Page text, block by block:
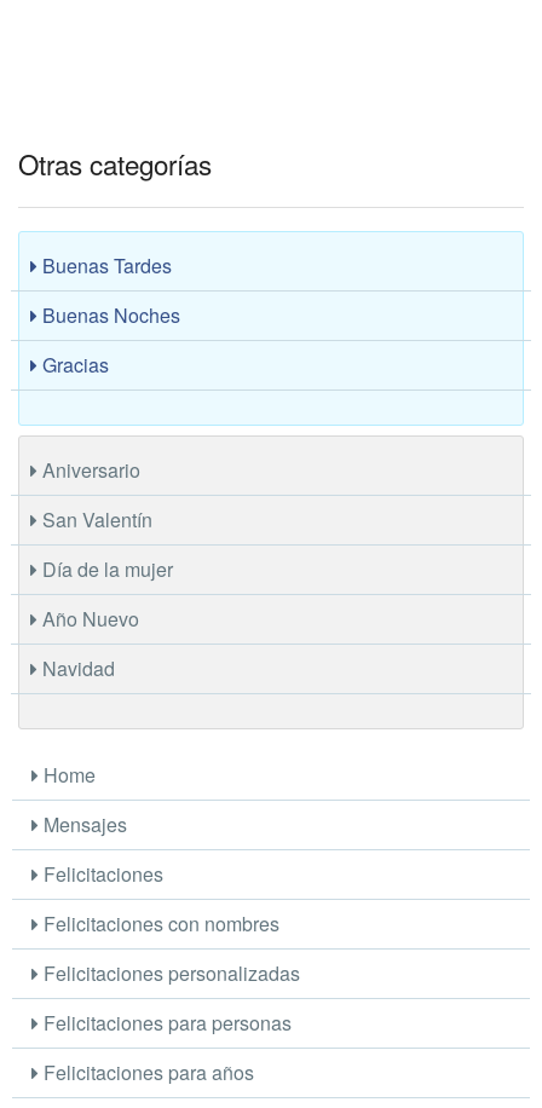
Otras categorías
Buenas Tardes
Buenas Noches
Gracias
Aniversario
San Valentín
Día de la mujer
Año Nuevo
Navidad
Home
Mensajes
Felicitaciones
Felicitaciones con nombres
Felicitaciones personalizadas
Felicitaciones para personas
Felicitaciones para años